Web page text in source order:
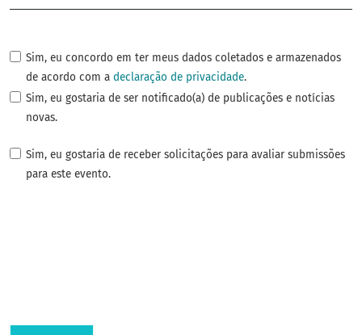
Sim, eu concordo em ter meus dados coletados e armazenados
de acordo com adeclaração de privacidade.
Sim, eu gostaria de ser notificado(a) de publicações e notícias
novas.
Sim, eu gostaria de receber solicitações para avaliar submissões
para este evento.